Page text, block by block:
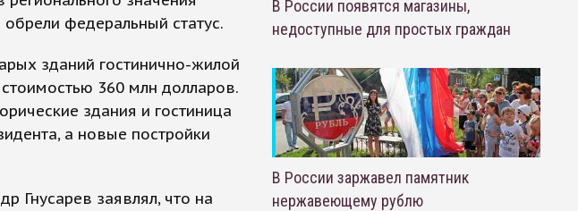
федеральный статус.
зданий гостинично-жилой
360 млн долларов.
здания и гостиница
а новые постройки
Гнусарев заявлял, что на
В России появятся магазины,
недоступные для простых граждан
В России заржавел памятник
нержавеющему рублю